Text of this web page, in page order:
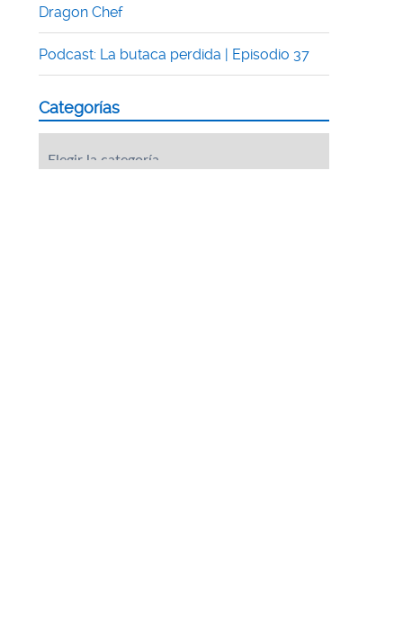
Dragon Chef
Podcast: La butaca perdida | Episodio 37
Categorías